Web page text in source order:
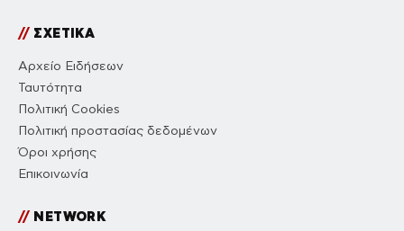
//ΣΧΕΤΙΚΑ
Αρχείο Ειδήσεων
Ταυτότητα
Πολιτική Cookies
Πολιτική προστασίας δεδομένων
Όροι χρήσης
Επικοινωνία
//NETWORK